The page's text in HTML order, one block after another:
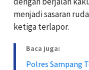
menjadi sasaran
ketiga terlapor.
Baca juga:
Polres Sampang